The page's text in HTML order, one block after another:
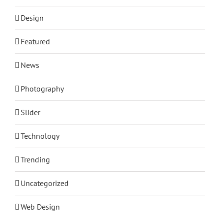
Design
Featured
News
Photography
Slider
Technology
Trending
Uncategorized
Web Design